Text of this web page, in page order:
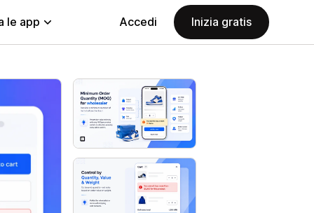
le app Accedi Inizia gratis